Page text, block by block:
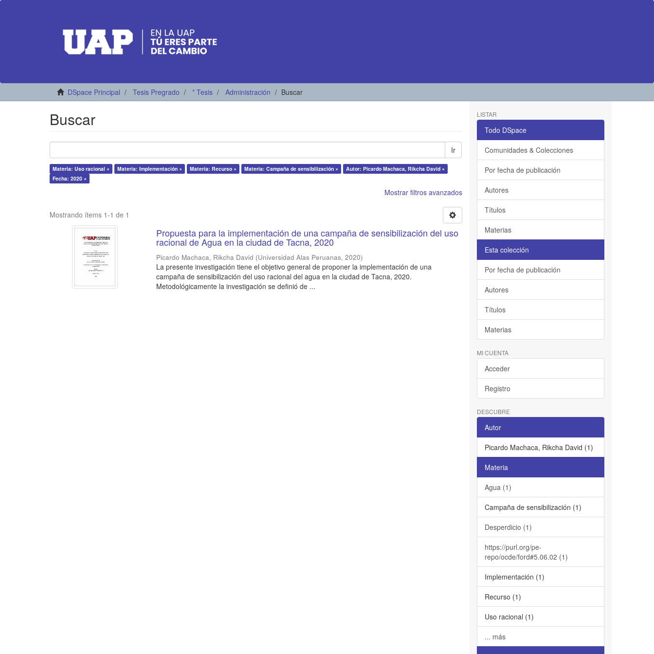
DSpace Principal Tesis Pregrado * Tesis Administración Buscar
Buscar
Ir
Materia: Uso racional × Materia: Implementación × Materia: Recurso × Materia: Campaña de sensibilización ×
Autor: Picardo Machaca, Rikcha David ×
Fecha: 2020 ×
Mostrar filtros avanzados
Mostrando ítems 1-1 de 1
Propuesta para la implementación de una campaña de sensibilización del uso
racional de Agua en la ciudad de Tacna, 2020
Picardo Machaca, Rikcha David (Universidad Alas Peruanas,2020)
La presente investigación tiene el objetivo general de proponer la implementación de una
campaña de sensibilización del uso racional del agua en la ciudad de Tacna, 2020.
Metodológicamente la investigación se definió de ...
LISTAR
Todo DSpace
Comunidades & Colecciones
Por fecha de publicación
Autores
Títulos
Materias
Esta colección
Por fecha de publicación
Autores
Títulos
Materias
MI CUENTA
Acceder
Registro
DESCUBRE
Autor
Picardo Machaca, Rikcha David (1)
Materia
Agua (1)
Campaña de sensibilización (1)
Desperdicio (1)
https://purl.org/pe-
repo/ocde/ford#5.06.02 (1)
Implementación (1)
Recurso (1)
Uso racional (1)
... más